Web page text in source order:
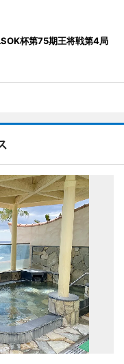
杯第75期王将戦第4局